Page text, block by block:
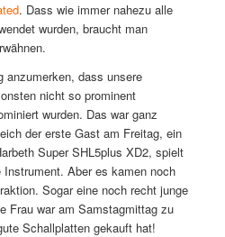
. Dass wie immer nahezu alle
wurden, braucht man
anzumerken, dass unsere
nicht so prominent
wurden. Das war ganz
der erste Gast am Freitag, ein
Super SHL5plus XD2, spielt
Aber es kamen noch
Sogar eine noch recht junge
Frau war am Samstagmittag zu
Schallplatten gekauft hat!